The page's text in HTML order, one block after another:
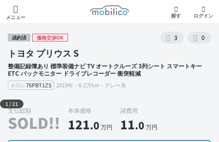
メニュー
モビリコ
探す ログイン
成約済 価格交渉OK 3 0
トヨタ プリウス S
整備記録簿あり 標準装備ナビ TV オートクルーズ 3列シート スマートキー
ETC バックモニター ドライブレコーダー 衝突軽減
車両ID 76PBT1ZS 2019年・6.2万km・グレー系
外装 左前
1 /21
支払総額
SOLD!!
本体価格
121.0万円
諸費用
11.0万円